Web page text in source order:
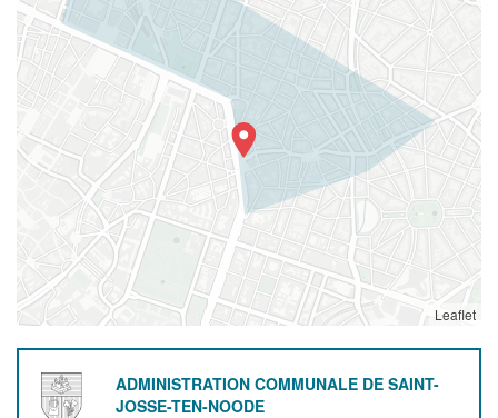
Leaflet
ADMINISTRATION COMMUNALE DE SAINT-
JOSSE-TEN-NOODE